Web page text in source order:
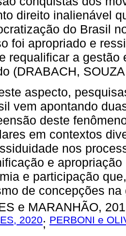
direito inalienável
do Brasil
foi apropriado e
requalificar a
(DRABACH,
aspecto,
vem apontando
deste
em contextos
nos
e
e participação
de concepções
e MARANHÃO,
2020; PERBONI e